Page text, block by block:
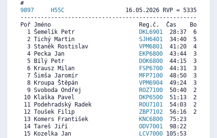
9897
H55C
16.05.2026 RVP = 5335/
Poř Jméno                          Reg.č.  Čas    Body
  1 Šemelík Petr
DKL6901
28:37  6103
  2 Tichý Martin
SJH6401
34:40  5205
  3 Staněk Rostislav
VPM6801
41:20  4216
  4 Pecka Jan
EKP6800
43:44  3860
  5 Bílý Petr
DOK6800
44:15  3783
  6 Krausz Milan
FSP6700
44:31  3743
  7 Šimša Jaromír
MFP7100
48:50  3103
  8 Kroupa Štěpán
VPM6904
49:24  3019
  9 Svoboda Ondřej
ROZ7100
50:40  2831
10 Klaška Pavel
DKP6500
51:13  2749
11 Podehradský Radek
ROU7101
54:03  2329
12 Toušek Filip ZBP7102
56:16  2000
13 Komers František
KNC6800
75:23     0
14 Tareš Jiří ODV7001
98:22     0
15 Kozelka Jan
LCV7000 105:53     0